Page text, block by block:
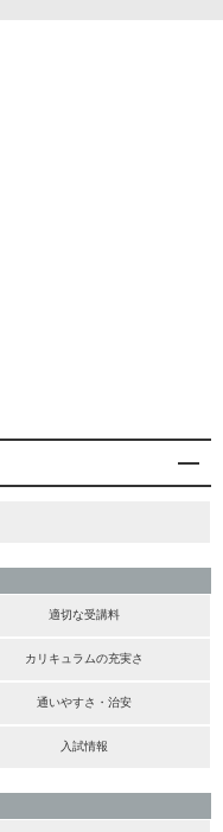
適切な受講料
カリキュラムの充実さ
通いやすさ・治安
入試情報